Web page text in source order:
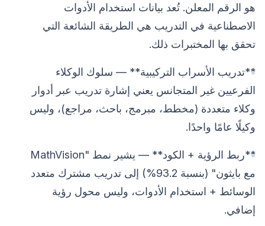
هو الرقم المعلن. تُعد بيانات استخدام الأدوات
الاصطناعية في التدريب هي الطريقة الشائعة التي
تحقق بها المختبرات ذلك.
**تدريب الأسراب التركيبية** — سلوك الوكلاء
الفرعيين غير المتجانس يعني إشارة تدريب عبر أدوار
وكلاء متعددة (مخطط، مبرمج، باحث، مراجع)، وليس
وكيلًا عامًا واحدًا.
**ربط الرؤية + الكود** — يشير نمط "MathVision
مع بايثون" (بنسبة 93.2%) إلى تدريب مشترك متعدد
الوسائط + استخدام الأدوات، وليس محول رؤية
إضافي.